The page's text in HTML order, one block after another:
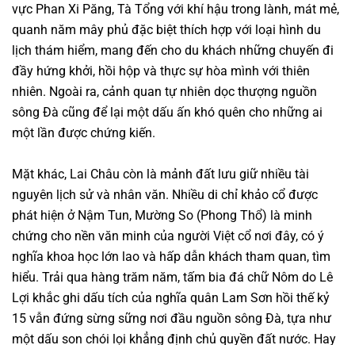
vực Phan Xi Păng, Tà Tổng với khí hậu trong lành, mát mẻ,
quanh năm mây phủ đặc biệt thích hợp với loại hình du
lịch thám hiểm, mang đến cho du khách những chuyến đi
đầy hứng khởi, hồi hộp và thực sự hòa mình với thiên
nhiên. Ngoài ra, cảnh quan tự nhiên dọc thượng nguồn
sông Đà cũng để lại một dấu ấn khó quên cho những ai
một lần được chứng kiến.
Mặt khác, Lai Châu còn là mảnh đất lưu giữ nhiều tài
nguyên lịch sử và nhân văn. Nhiều di chỉ khảo cổ được
phát hiện ở Nậm Tun, Mường So (Phong Thổ) là minh
chứng cho nền văn minh của người Việt cổ nơi đây, có ý
nghĩa khoa học lớn lao và hấp dẫn khách tham quan, tìm
hiểu. Trải qua hàng trăm năm, tấm bia đá chữ Nôm do Lê
Lợi khắc ghi dấu tích của nghĩa quân Lam Sơn hồi thế kỷ
15 vẫn đứng sừng sững nơi đầu nguồn sông Đà, tựa như
một dấu son chói lọi khẳng định chủ quyền đất nước. Hay